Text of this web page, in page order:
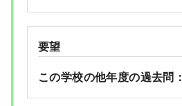
要望
この学校の他年度の過去問：